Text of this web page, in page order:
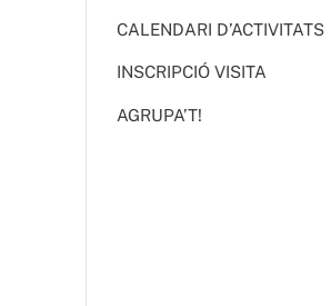
CALENDARI D’ACTIVITATS
INSCRIPCIÓ VISITA
AGRUPA’T!